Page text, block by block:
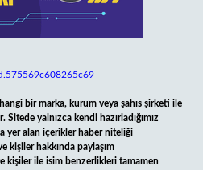
bir marka, kurum veya şahıs şirketi ile
Sitede yalnızca kendi hazırladığımız
yer alan içerikler haber niteliği
kişiler hakkında paylaşım
kişiler ile isim benzerlikleri tamamen